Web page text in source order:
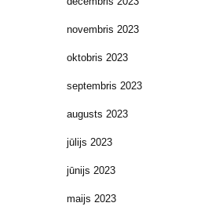
novembris 2023
oktobris 2023
septembris 2023
augusts 2023
jūlijs 2023
jūnijs 2023
maijs 2023